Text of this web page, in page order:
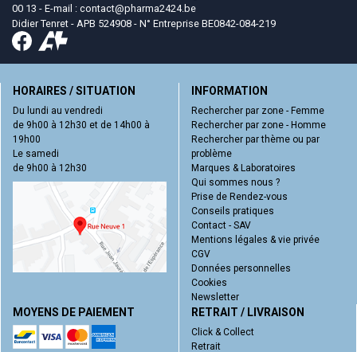
00 13 - E-mail : contact@pharma2424.be
Didier Tenret - APB 524908 - N° Entreprise BE0842-084-219
HORAIRES / SITUATION
Du lundi au vendredi
de 9h00 à 12h30 et de 14h00 à
19h00
Le samedi
de 9h00 à 12h30
INFORMATION
Rechercher par zone - Femme
Rechercher par zone - Homme
Rechercher par thème ou par
problème
Marques & Laboratoires
Qui sommes nous ?
Prise de Rendez-vous
Conseils pratiques
Contact - SAV
Mentions légales & vie privée
CGV
Données personnelles
Cookies
Newsletter
MOYENS DE PAIEMENT RETRAIT / LIVRAISON
Click & Collect
Retrait